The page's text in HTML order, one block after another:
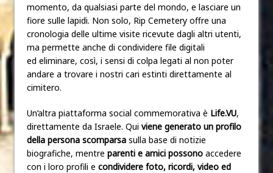
momento, da qualsiasi parte del mondo, e lasciare un
fiore sulle lapidi. Non solo, Rip Cemetery offre una
cronologia delle ultime visite ricevute dagli altri utenti,
ma permette anche di condividere file digitali
ed eliminare, così, i sensi di colpa legati al non poter
andare a trovare i nostri cari estinti direttamente al
cimitero.
Un’altra piattaforma social commemorativa è Life.VU,
direttamente da Israele. Qui viene generato un profilo
della persona scomparsa sulla base di notizie
biografiche, mentre parenti e amici possono accedere
con i loro profili e condividere foto, ricordi, video ed